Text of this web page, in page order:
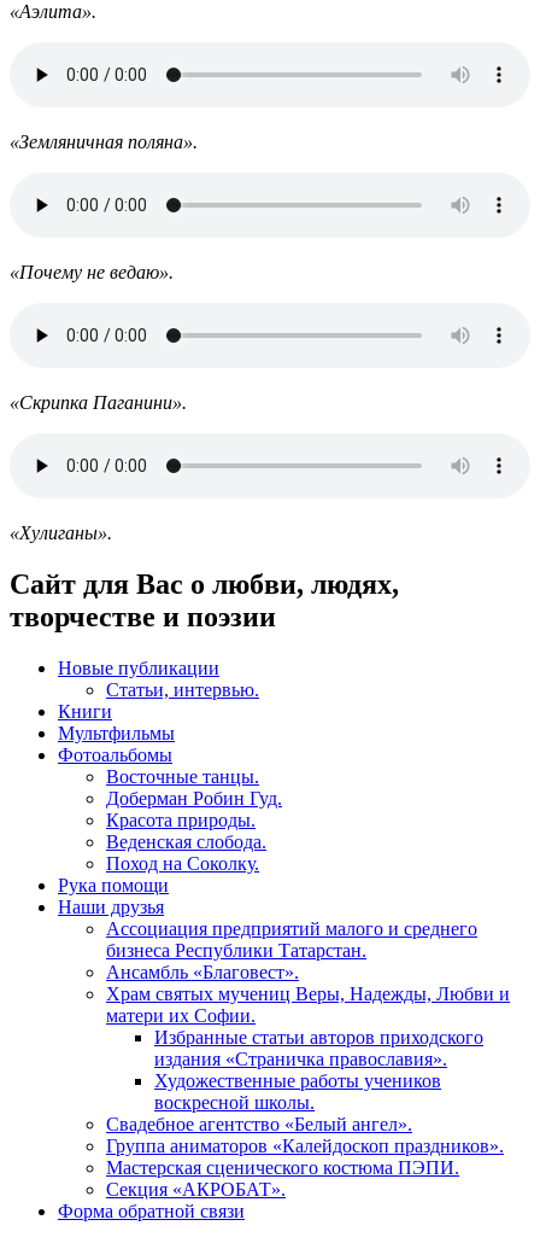
«Аэлита».
«Земляничная поляна».
«Почему не ведаю».
«Скрипка Паганини».
«Хулиганы».
Сайт для Вас о любви, людях,
творчестве и поэзии
Новые публикации
Статьи, интервью.
Книги
Мультфильмы
Фотоальбомы
Восточные танцы.
Доберман Робин Гуд.
Красота природы.
Веденская слобода.
Поход на Соколку.
Рука помощи
Наши друзья
Ассоциация предприятий малого и среднего
бизнеса Республики Татарстан.
Ансамбль «Благовест».
Храм святых мучениц Веры, Надежды, Любви и
матери их Софии.
Избранные статьи авторов приходского
издания «Страничка православия».
Художественные работы учеников
воскресной школы.
Свадебное агентство «Белый ангел».
Группа аниматоров «Калейдоскоп праздников».
Мастерская сценического костюма ПЭПИ.
Секция «АКРОБАТ».
Форма обратной связи